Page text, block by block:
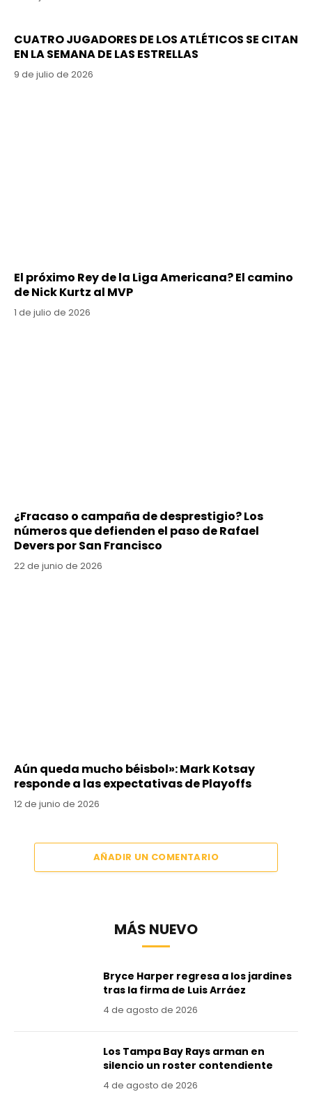
CUATRO JUGADORES DE LOS ATLÉTICOS SE CITAN
EN LA SEMANA DE LAS ESTRELLAS
9 de julio de 2026
El próximo Rey de la Liga Americana? El camino
de Nick Kurtz al MVP
1 de julio de 2026
¿Fracaso o campaña de desprestigio? Los
números que defienden el paso de Rafael
Devers por San Francisco
22 de junio de 2026
Aún queda mucho béisbol»: Mark Kotsay
responde a las expectativas de Playoffs
12 de junio de 2026
AÑADIR UN COMENTARIO
MÁS NUEVO
Bryce Harper regresa a los jardines
tras la firma de Luis Arráez
4 de agosto de 2026
Los Tampa Bay Rays arman en
silencio un roster contendiente
4 de agosto de 2026